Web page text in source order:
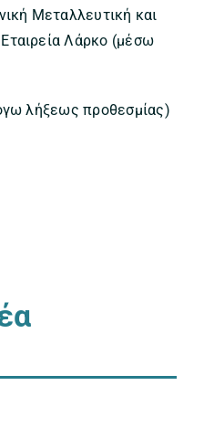
Μεταλλευτική και
Λάρκο (μέσω
λήξεως προθεσμίας)